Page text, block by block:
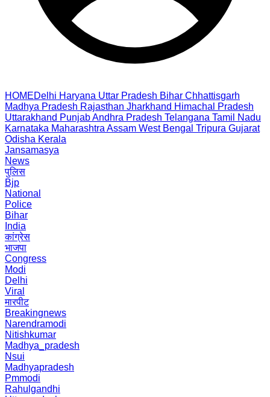
HOMEDelhi Haryana Uttar Pradesh Bihar Chhattisgarh
Madhya Pradesh Rajasthan Jharkhand Himachal Pradesh
Uttarakhand PunjabAndhra Pradesh Telangana Tamil Nadu
Karnataka Maharashtra Assam West Bengal Tripura Gujarat
Odisha Kerala
Jansamasya
News
पुलिस
Bjp
National
Police
Bihar
India
कांग्रेस
भाजपा
Congress
Modi
Delhi
Viral
मारपीट
Breakingnews
Narendramodi
Nitishkumar
Madhya_pradesh
Nsui
Madhyapradesh
Pmmodi
Rahulgandhi